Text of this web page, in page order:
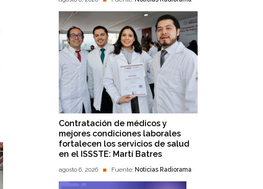
Contratación de médicos y
mejores condiciones laborales
fortalecen los servicios de salud
en el ISSSTE: Martí Batres
agosto 6, 2026 Fuente: Noticias Radiorama